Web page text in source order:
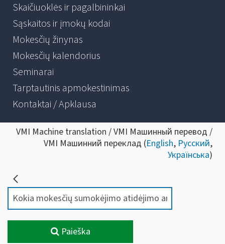
Skaičiuoklės ir pagalbininkai
Sąskaitos ir įmokų kodai
Mokesčių žinynas
Mokesčių kalendorius
Seminarai
Tarptautinis apmokestinimas
Kontaktai / Apklausa
VMI Machine translation / VMI Машинный перевод /
VMI Машинний переклад (English, Русский,
Українська)
Paieška